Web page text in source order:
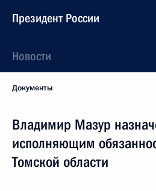
Президент России
Новости
Документы
Владимир Мазур
исполняющим
Томской области